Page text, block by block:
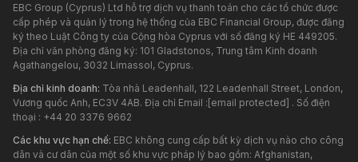
EBC Group (Cyprus) Ltd hỗ trợ dịch vụ thanh toán cho các tổ chức được
cấp phép và quản lý trong hệ thống của EBC Financial Group, được đăng
ký theo Luật Công ty của Cộng hòa Cyprus với số đăng ký HE 449205.
Địa chỉ văn phòng đăng ký: 101 Gladstonos, Trung tâm Kinh doanh
Agathangelou, 3032 Limassol, Cyprus.
Địa chỉ kinh doanh: Tòa nhà Leadenhall, 122 Leadenhall Street, London,
Vương quốc Anh, EC3V 4AB. Địa chỉ Email : [email protected] . Số điện
thoại : +44 20 3376 9662
Các khu vực hạn chế: EBC không cung cấp bất kỳ dịch vụ nào cho công
dân và cư dân của một số khu vực pháp lý bao gồm: Afghanistan,